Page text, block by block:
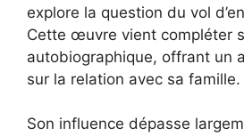
explore la question du vol
Cette œuvre vient compléter
autobiographique, offrant un
sur la relation avec sa famille.
Son influence dépasse